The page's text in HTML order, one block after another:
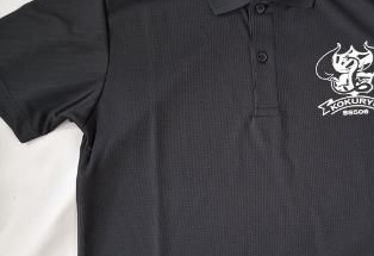
Tシャツ・ウェア
キャップ（帽子）
ZIPPO
ワッペン